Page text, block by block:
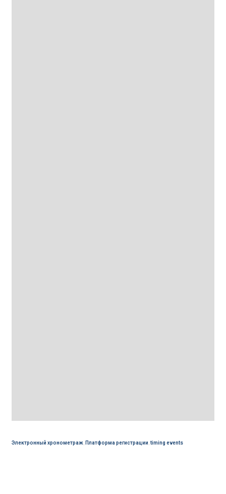
Электронный хронометраж, Платформа регистрации timing events